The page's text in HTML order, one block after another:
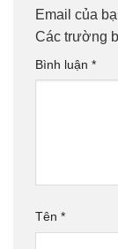
Email của
Các trường
Bình luận *
Tên *